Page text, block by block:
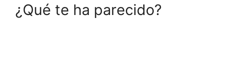
¿Qué te ha parecido?